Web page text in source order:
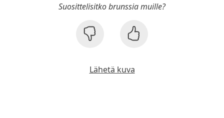
Suosittelisitko brunssia muille?
Lähetä kuva